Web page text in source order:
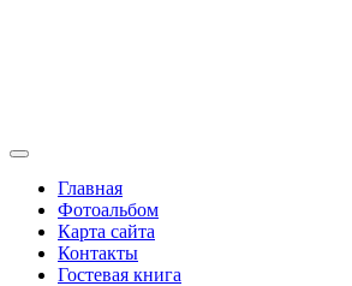
Главная
Фотоальбом
Карта сайта
Контакты
Гостевая книга